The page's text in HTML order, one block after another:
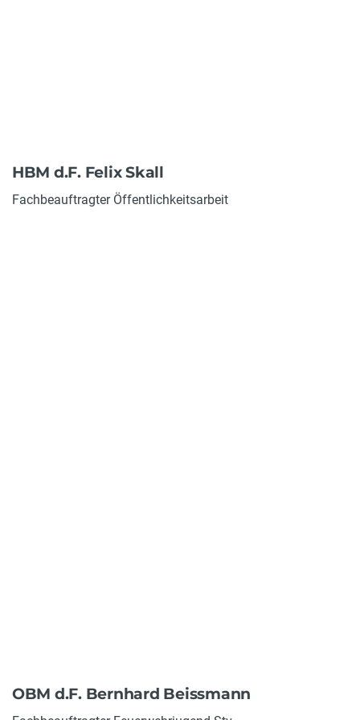
HBM d.F. Felix Skall
Fachbeauftragter Öffentlichkeitsarbeit
OBM d.F. Bernhard Beissmann